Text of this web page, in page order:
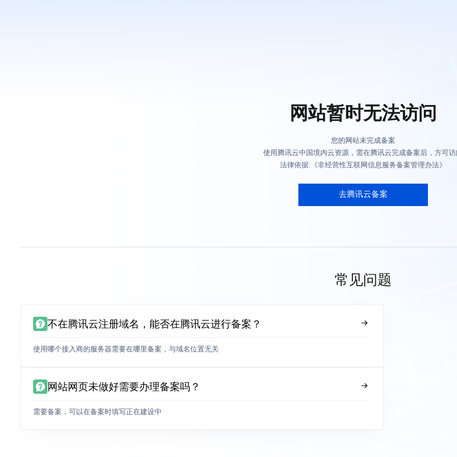
网站暂时无法访问
您的网站未完成备案
使用腾讯云中国境内云资源，需在腾讯云完成备案后，方可
法律依据:《非经营性互联网信息服务备案管理办法》
去腾讯云备案
常见问题
不在腾讯云注册域名，能否在腾讯云进行备案？
使用哪个接入商的服务器需要在哪里备案，与域名位置无关
网站网页未做好需要办理备案吗？
需要备案，可以在备案时填写正在建设中